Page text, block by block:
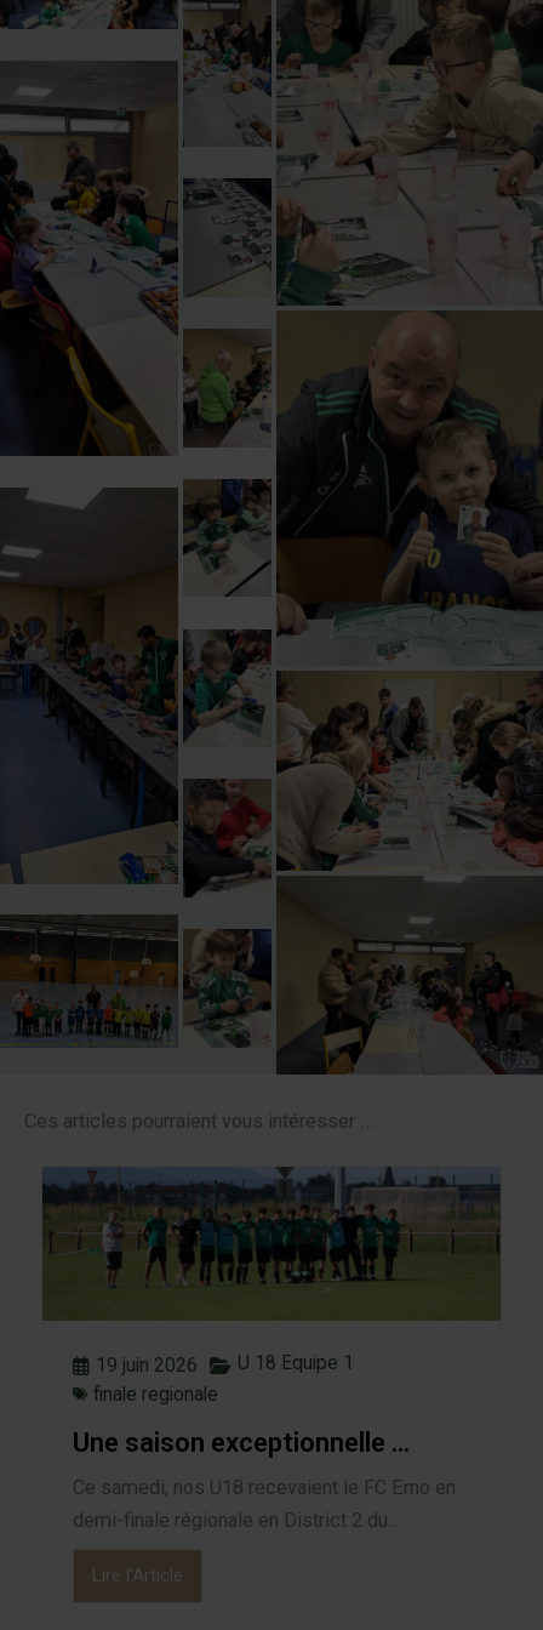
Ces articles pourraient vous intéresser …
19 juin 2026
U 18 Equipe 1
finale regionale
Une saison exceptionnelle …
Ce samedi, nos U18 recevaient le FC Erno en
demi-finale régionale en District 2 du...
Lire l'Article